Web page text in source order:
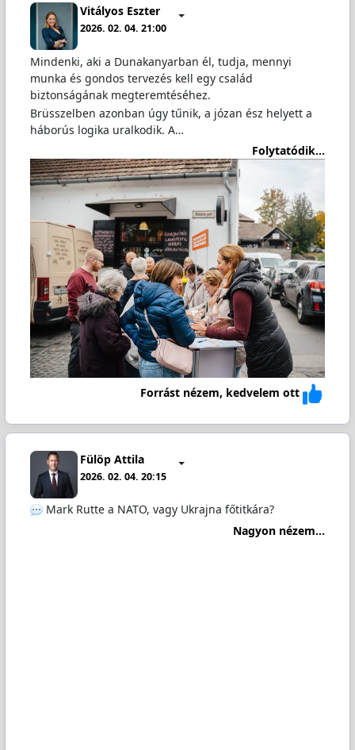
Vitályos Eszter
2026. 02. 04. 21:00
Mindenki, aki a Dunakanyarban él, tudja, mennyi
munka és gondos tervezés kell egy család
biztonságának megteremtéséhez.
Brüsszelben azonban úgy tűnik, a józan ész helyett a
háborús logika uralkodik. A…
Folytatódik...
Forrást nézem, kedvelem ott
Fülöp Attila
2026. 02. 04. 20:15
Mark Rutte a NATO, vagy Ukrajna főtitkára?
Nagyon nézem...